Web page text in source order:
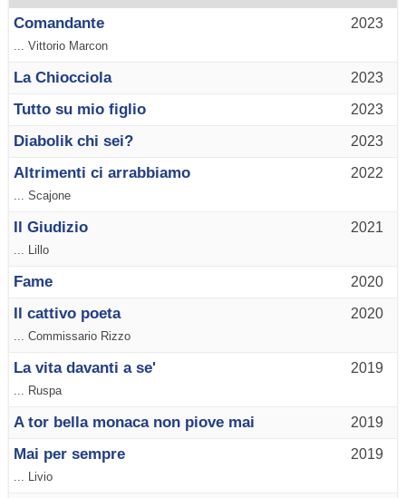
2023
Comandante
... Vittorio Marcon
2023
La Chiocciola
2023
Tutto su mio figlio
2023
Diabolik chi sei?
2022
Altrimenti ci arrabbiamo
... Scajone
2021
Il Giudizio
... Lillo
2020
Fame
2020
Il cattivo poeta
... Commissario Rizzo
2019
La vita davanti a se'
... Ruspa
2019
A tor bella monaca non piove mai
2019
Mai per sempre
... Livio